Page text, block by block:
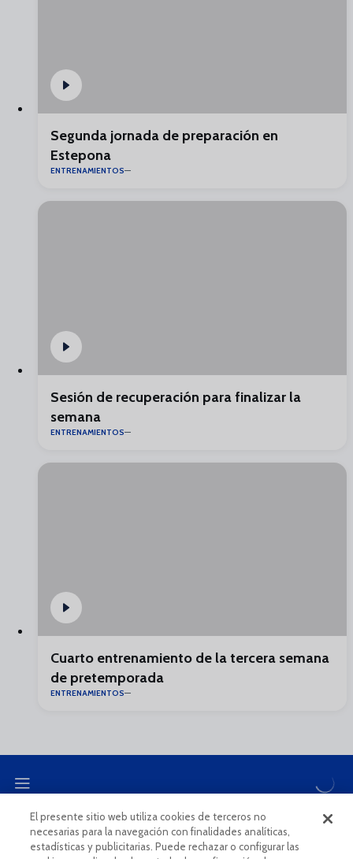
Segunda jornada de preparación en
Estepona
ENTRENAMIENTOS
Sesión de recuperación para finalizar la
semana
ENTRENAMIENTOS
Cuarto entrenamiento de la tercera semana
de pretemporada
ENTRENAMIENTOS
CANAL ÉTICO
El presente sitio web utiliza cookies de terceros no
necesarias para la navegación con finalidades analíticas,
estadísticas y publicitarias. Puede rechazar o configurar las